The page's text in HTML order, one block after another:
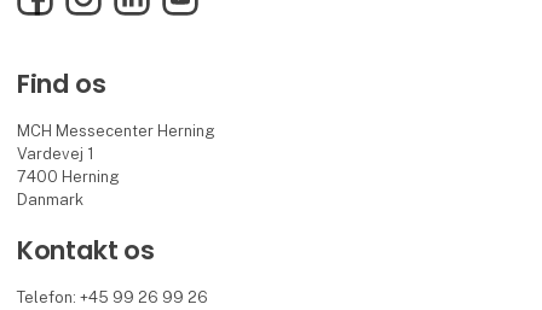
Find os
MCH Messecenter Herning
Vardevej 1
7400 Herning
Danmark
Kontakt os
Telefon: +45 99 26 99 26